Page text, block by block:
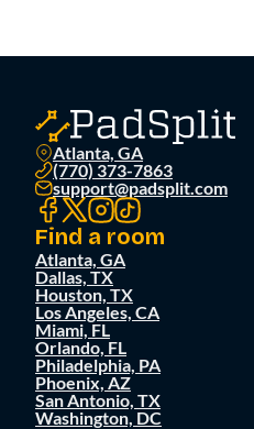
Atlanta, GA
(770) 373-7863
support@padsplit.com
Find a room
Atlanta, GA
Dallas, TX
Houston, TX
Los Angeles, CA
Miami, FL
Orlando, FL
Philadelphia, PA
Phoenix, AZ
San Antonio, TX
Washington, DC